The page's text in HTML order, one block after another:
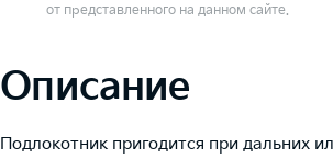
от представленного на данном сайте.
Описание
Подлокотник пригодится при дальних